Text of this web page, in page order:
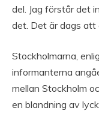
del. Jag förstår det
det. Det är dags att
Stockholmarna,
informanterna
mellan Stockholm
en blandning av